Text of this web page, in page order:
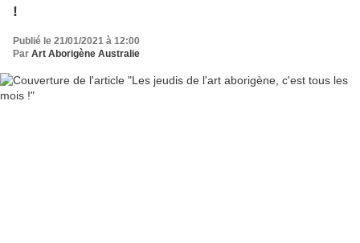
!
Publié le 21/01/2021 à 12:00
Par Art Aborigène Australie